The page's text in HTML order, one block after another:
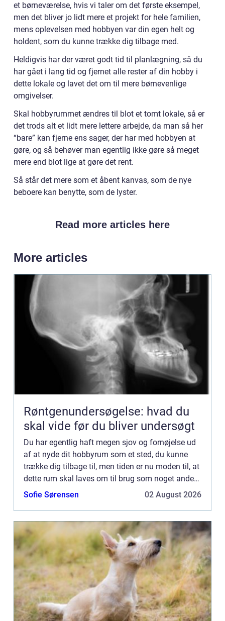
et børneværelse, hvis vi taler om det første eksempel,
men det bliver jo lidt mere et projekt for hele familien,
mens oplevelsen med hobbyen var din egen helt og
holdent, som du kunne trække dig tilbage med.
Heldigvis har der været godt tid til planlægning, så du
har gået i lang tid og fjernet alle rester af din hobby i
dette lokale og lavet det om til mere børnevenlige
omgivelser.
Skal hobbyrummet ændres til blot et tomt lokale, så er
det trods alt et lidt mere lettere arbejde, da man så her
“bare” kan fjerne ens sager, der har med hobbyen at
gøre, og så behøver man egentlig ikke gøre så meget
mere end blot lige at gøre det rent.
Så står det mere som et åbent kanvas, som de nye
beboere kan benytte, som de lyster.
Read more articles here
More articles
Røntgenundersøgelse: hvad du
skal vide før du bliver undersøgt
Du har egentlig haft megen sjov og fornøjelse ud
af at nyde dit hobbyrum som et sted, du kunne
trække dig tilbage til, men tiden er nu moden til, at
dette rum skal laves om til brug som noget andet.
Det kan være i en tidlig alder, ...
Sofie Sørensen 02 August 2026